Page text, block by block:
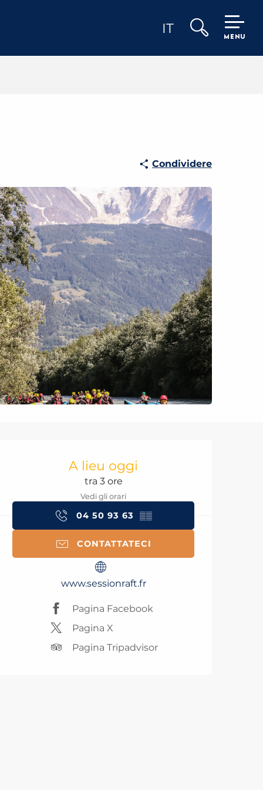
IT
MENU
Condividere
e contatti
A lieu oggi
tra 3 ore
Vedi gli orari
04 50 93 63 ▒▒
CONTATTATECI
www.sessionraft.fr
Pagina Facebook
Pagina X
Pagina Tripadvisor